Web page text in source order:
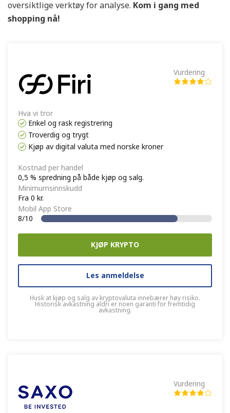
oversiktlige verktøy for analyse. Kom i gang med
shopping nå!
Vurdering
Hva vi tror
Enkel og rask registrering
Troverdig og trygt
Kjøp av digital valuta med norske kroner
Kostnad per handel
0,5 % spredning på både kjøp og salg.
Minimumsinnskudd
Fra 0 kr.
Mobil App Store
8/10
KJØP KRYPTO
Les anmeldelse
Husk at kjøp og salg av kryptovaluta innebærer høy risiko.
Historisk avkastning aldri er noen garanti for fremtidig
avkastning.
Vurdering